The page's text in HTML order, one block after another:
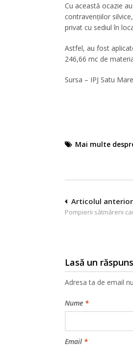
Cu această ocazie
contravențiilor
privat cu sediul în
Astfel, au fost
246,66 mc de
Sursa – IPJ Satu Mare
Mai multe
Navigare
în
Articolul anterior
Pompierii sătmăreni
Lasă un răspuns
Adresa ta de email
Nume *
Email *